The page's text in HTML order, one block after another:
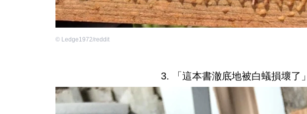
© Ledge1972/reddit
3. 「這本書澈底地被白蟻損壞了」